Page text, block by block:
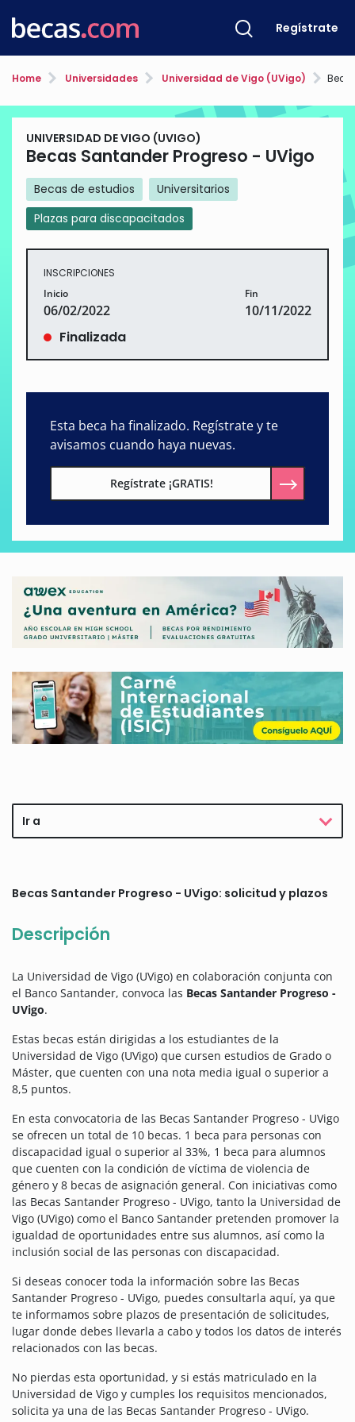
Regístrate
Home Universidades Universidad de Vigo (UVigo)
UNIVERSIDAD DE VIGO (UVIGO)
Becas Santander Progreso - UVigo
Becas de estudios
Universitarios
Plazas para discapacitados
INSCRIPCIONES
Inicio
06/02/2022
Fin
10/11/2022
Finalizada
Esta beca ha finalizado. Regístrate y te
avisamos cuando haya nuevas.
Regístrate ¡GRATIS!
Ir a
Becas Santander Progreso - UVigo: solicitud y plazos
Descripción
La Universidad de Vigo (UVigo) en colaboración conjunta con
el Banco Santander, convoca las Becas Santander Progreso -
UVigo.
Estas becas están dirigidas a los estudiantes de la
Universidad de Vigo (UVigo) que cursen estudios de Grado o
Máster, que cuenten con una nota media igual o superior a
8,5 puntos.
En esta convocatoria de las Becas Santander Progreso - UVigo
se ofrecen un total de 10 becas. 1 beca para personas con
discapacidad igual o superior al 33%, 1 beca para alumnos
que cuenten con la condición de víctima de violencia de
género y 8 becas de asignación general. Con iniciativas como
las Becas Santander Progreso - UVigo, tanto la Universidad de
Vigo (UVigo) como el Banco Santander pretenden promover la
igualdad de oportunidades entre sus alumnos, así como la
inclusión social de las personas con discapacidad.
Si deseas conocer toda la información sobre las Becas
Santander Progreso - UVigo, puedes consultarla aquí, ya que
te informamos sobre plazos de presentación de solicitudes,
lugar donde debes llevarla a cabo y todos los datos de interés
relacionados con las becas.
No pierdas esta oportunidad, y si estás matriculado en la
Universidad de Vigo y cumples los requisitos mencionados,
solicita ya una de las Becas Santander Progreso - UVigo.